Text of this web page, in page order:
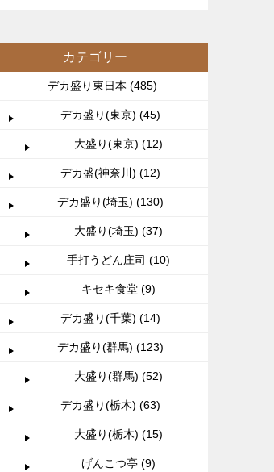
カテゴリー
デカ盛り東日本 (485)
デカ盛り(東京) (45)
大盛り(東京) (12)
デカ盛(神奈川) (12)
デカ盛り(埼玉) (130)
大盛り(埼玉) (37)
手打うどん庄司 (10)
キセキ食堂 (9)
デカ盛り(千葉) (14)
デカ盛り(群馬) (123)
大盛り(群馬) (52)
デカ盛り(栃木) (63)
大盛り(栃木) (15)
げんこつ亭 (9)